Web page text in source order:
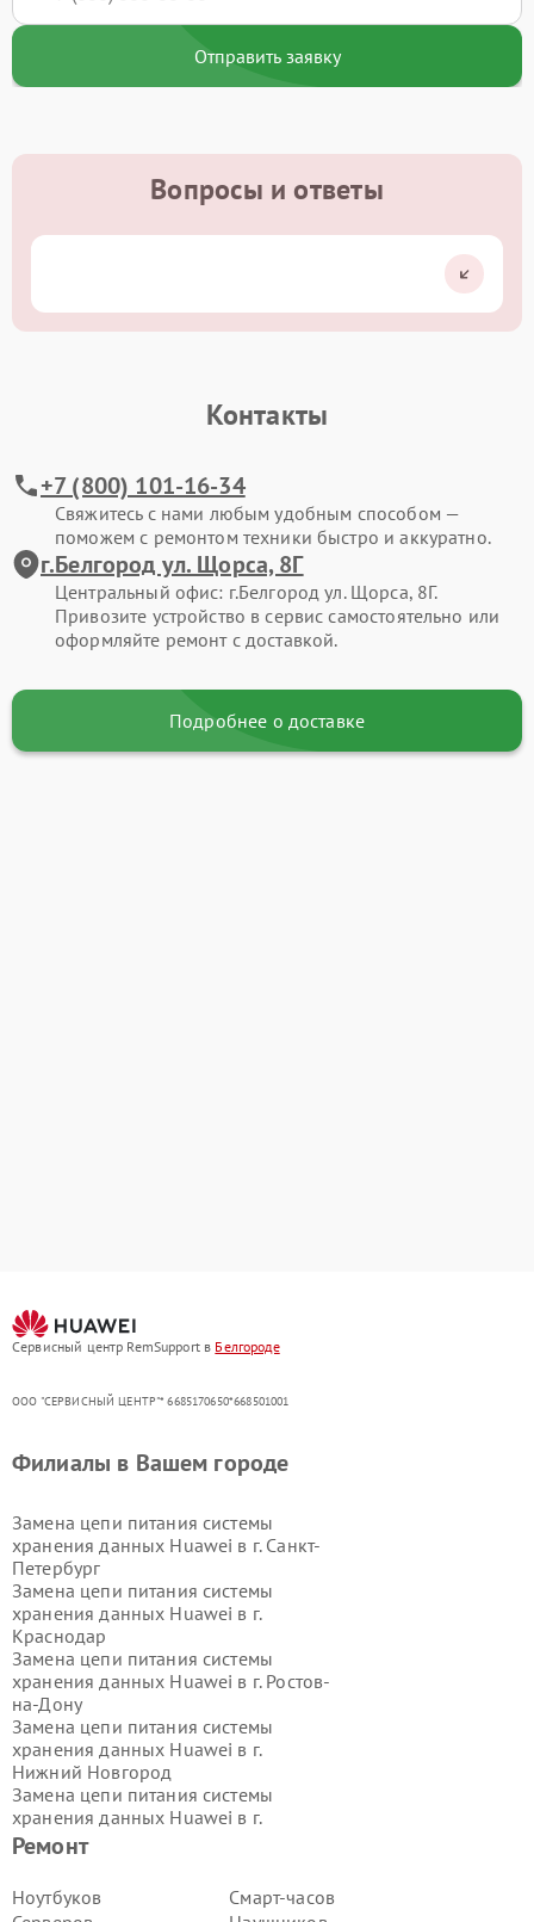
Отправить заявку
Вопросы и ответы
Контакты
+7 (800) 101-16-34
Свяжитесь с нами любым удобным способом —
поможем с ремонтом техники быстро и аккуратно.
г.Белгород ул. Щорса, 8Г
Центральный офис: г.Белгород ул. Щорса, 8Г.
Привозите устройство в сервис самостоятельно или
оформляйте ремонт с доставкой.
Подробнее о доставке
Сервисный центр RemSupport в Белгороде
ООО "СЕРВИСНЫЙ ЦЕНТР"* 6685170650*668501001
Ремонт
Ноутбуков
Смарт-часов
Филиалы в Вашем городе
Замена цепи питания системы
хранения данных Huawei в г. Санкт-
Петербург
Замена цепи питания системы
хранения данных Huawei в г.
Краснодар
Замена цепи питания системы
хранения данных Huawei в г. Ростов-
на-Дону
Замена цепи питания системы
хранения данных Huawei в г.
Нижний Новгород
Замена цепи питания системы
хранения данных Huawei в г.
Новосибирск
Замена цепи питания системы
хранения данных Huawei в г.
Екатеринбург